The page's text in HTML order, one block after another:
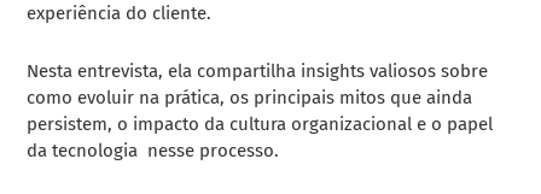
experiência do cliente.
Nesta entrevista, ela compartilha insights valiosos sobre
como evoluir na prática, os principais mitos que ainda
persistem, o impacto da cultura organizacional e o papel
da tecnologia nesse processo.